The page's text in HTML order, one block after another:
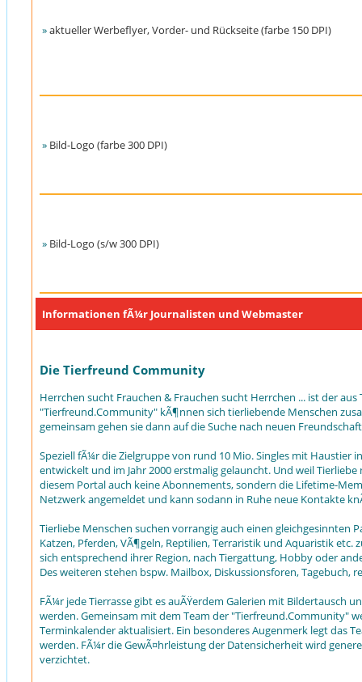
»aktueller Werbeflyer, Vorder- und Rückseite (farbe 150 DPI)
» Bild-Logo (farbe 300 DPI)
» Bild-Logo (s/w 300 DPI)
Informationen fÃ¼r Journalisten und Webmaster
Die Tierfreund Community
Herrchen sucht Frauchen & Frauchen sucht Herrchen ... ist der
"Tierfreund.Community" kÃ¶nnen sich tierliebende Menschen
gemeinsam gehen sie dann auf die Suche nach neuen
Speziell fÃ¼r die Zielgruppe von rund 10 Mio. Singles mit Haustier
entwickelt und im Jahr 2000 erstmalig gelauncht. Und weil
diesem Portal auch keine Abonnements, sondern die Lifetime-
Netzwerk angemeldet und kann sodann in Ruhe neue Kontakte
Tierliebe Menschen suchen vorrangig auch einen gleichgesinnten
Katzen, Pferden, VÃ¶geln, Reptilien, Terraristik und Aquaristik
sich entsprechend ihrer Region, nach Tiergattung, Hobby oder
Des weiteren stehen bspw. Mailbox, Diskussionsforen, Tagebuch,
FÃ¼r jede Tierrasse gibt es auÃŸerdem Galerien mit Bildertausch
werden. Gemeinsam mit dem Team der "Tierfreund.Community"
Terminkalender aktualisiert. Ein besonderes Augenmerk legt das
werden. FÃ¼r die GewÃ¤hrleistung der Datensicherheit wird
verzichtet.